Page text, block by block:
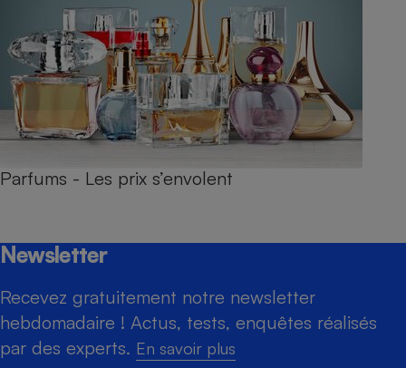
Parfums - Les prix s’envolent
Newsletter
Recevez gratuitement notre newsletter
hebdomadaire ! Actus, tests, enquêtes réalisés
par des experts. En savoir plus